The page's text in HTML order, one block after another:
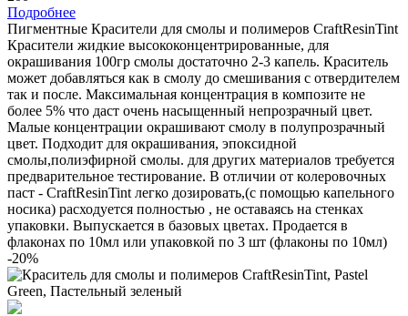
Подробнее
Пигментные Красители для смолы и полимеров CraftResinTint
Красители жидкие высококонцентрированные, для
окрашивания 100гр смолы достаточно 2-3 капель. Краситель
может добавляться как в смолу до смешивания с отвердителем
так и после. Максимальная концентрация в композите не
более 5% что даст очень насыщенный непрозрачный цвет.
Малые концентрации окрашивают смолу в полупрозрачный
цвет. Подходит для окрашивания, эпоксидной
смолы,полиэфирной смолы. для других материалов требуется
предварительное тестирование. В отличии от колеровочных
паст - CraftResinTint легко дозировать,(с помощью капельного
носика) расходуется полностью , не оставаясь на стенках
упаковки. Выпускается в базовых цветах. Продается в
флаконах по 10мл или упаковкой по 3 шт (флаконы по 10мл)
-20%